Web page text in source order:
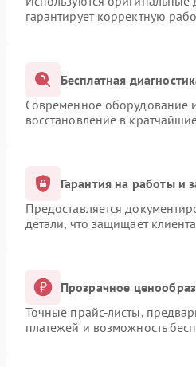
гарантирует корректную
Бесплатная
Современное оборудование
восстановление в
Гарантия на работы и
Предоставляется
детали, что защищает
Прозрачное
Точные прайс-листы,
платежей и возможность